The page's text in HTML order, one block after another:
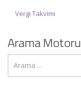
Vergi Takvimi
Arama Motoru